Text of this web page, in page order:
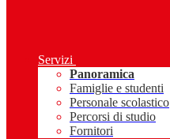
Servizi
Panoramica
Famiglie e studenti
Personale scolastico
Percorsi di studio
Fornitori